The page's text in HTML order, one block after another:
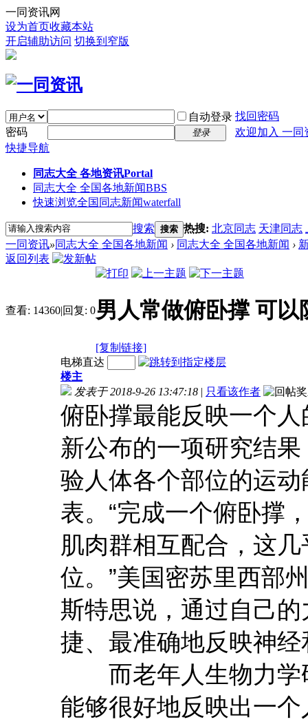
一同资讯网
设为首页收藏本站
开启辅助访问 切换到窄版
自动登录 找回密码
密码
登录
欢迎加入 一同
快捷导航
同志大全 各地资讯Portal
同志大全 全国各地新闻BBS
快速浏览全国同志新闻waterfall
搜索 搜索 热搜: 北京同志 天津同志
一同资讯»同志大全 全国各地新闻 › 同志大全 全国各地新闻 ›
返回列表
查看: 14360|回复: 0男人常做俯卧撑 可以
[复制链接]
电梯直达
楼主
发表于 2018-9-26 13:47:18 | 只看该作者
俯卧撑最能反映一个
新公布的一项研究结
验人体各个部位的运
表。“完成一个俯卧撑
肌肉群相互配合，这
位。”美国密苏里西部
斯特思说，通过自己
捷、最准确地反映神
而老年人生物力学
能够很好地反映出一